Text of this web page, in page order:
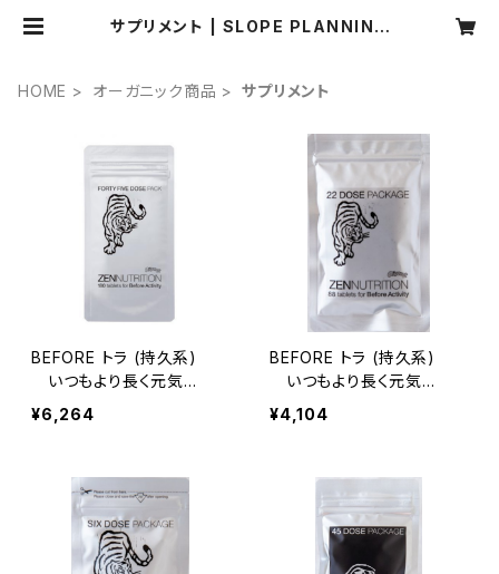
サプリメント | SLOPE PLANNING
HOME オーガニック商品 サプリメント
BEFORE トラ (持久系)
いつもより長く元気
に・・・ 180粒
¥6,264
BEFORE トラ (持久系)
いつもより長く元気
に・・・ 88粒
¥4,104